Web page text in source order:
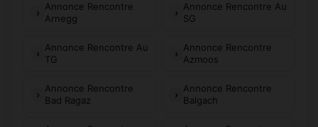
Annonce Rencontre
Arnegg
Annonce Rencontre Au
SG
Annonce Rencontre Au
TG
Annonce Rencontre
Azmoos
Annonce Rencontre
Bad Ragaz
Annonce Rencontre
Balgach